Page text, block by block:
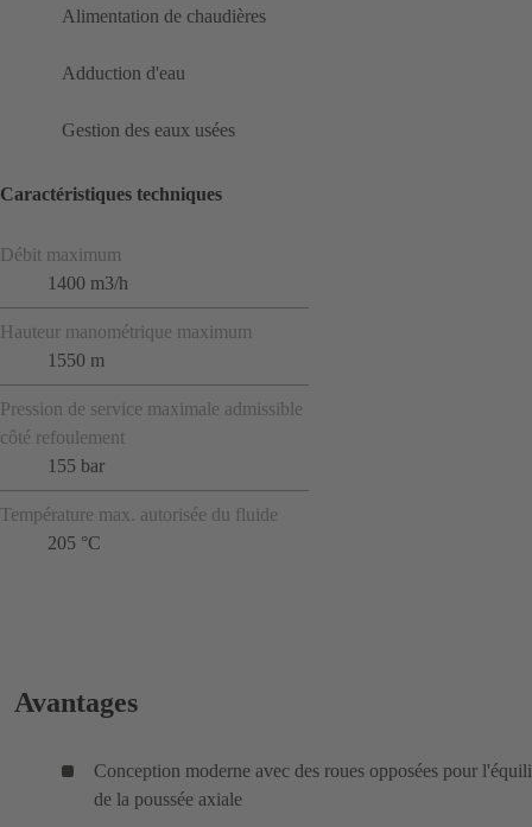
Alimentation de chaudières
Adduction d'eau
Gestion des eaux usées
Caractéristiques techniques
Débit maximum
1400 m3/h
Hauteur manométrique maximum
1550 m
Pression de service maximale admissible
côté refoulement
155 bar
Température max. autorisée du fluide
205 °C
Avantages
Conception moderne avec des roues opposées pour
de la poussée axiale